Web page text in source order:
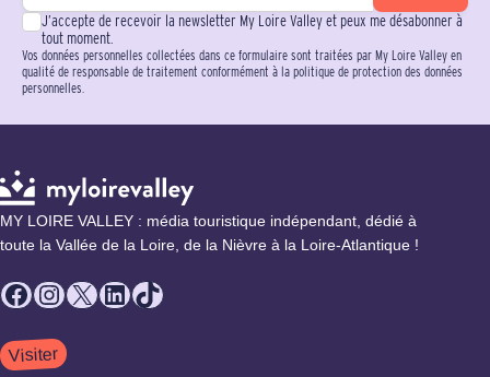
J’accepte de recevoir la newsletter My Loire Valley et peux me désabonner à
tout moment.
Vos données personnelles collectées dans ce formulaire sont traitées par My Loire Valley en
qualité de responsable de traitement conformément à la politique de protection des données
personnelles.
MY LOIRE VALLEY : média touristique indépendant, dédié à
toute la Vallée de la Loire, de la Nièvre à la Loire-Atlantique !
Facebook
Instagram
X LinkedIn
TikTok
Visiter